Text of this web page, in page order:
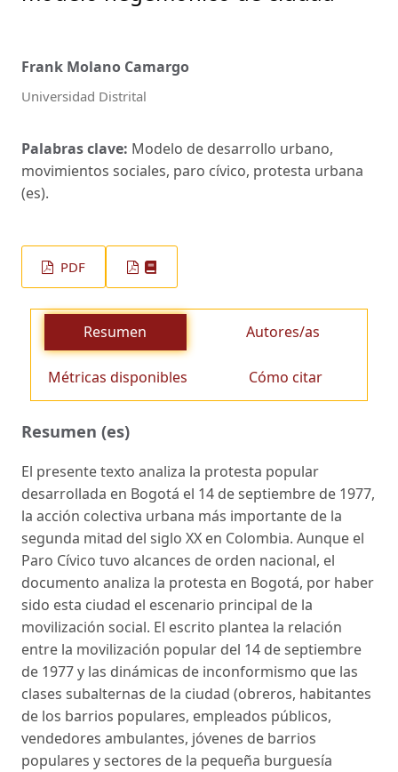
Frank Molano Camargo
Universidad Distrital
Palabras clave: Modelo de desarrollo urbano,
movimientos sociales, paro cívico, protesta urbana
(es).
PDF
Resumen Autores/as
Métricas disponibles Cómo citar
Resumen (es)
El presente texto analiza la protesta popular
desarrollada en Bogotá el 14 de septiembre de 1977,
la acción colectiva urbana más importante de la
segunda mitad del siglo XX en Colombia. Aunque el
Paro Cívico tuvo alcances de orden nacional, el
documento analiza la protesta en Bogotá, por haber
sido esta ciudad el escenario principal de la
movilización social. El escrito plantea la relación
entre la movilización popular del 14 de septiembre
de 1977 y las dinámicas de inconformismo que las
clases subalternas de la ciudad (obreros, habitantes
de los barrios populares, empleados públicos,
vendedores ambulantes, jóvenes de barrios
populares y sectores de la pequeña burguesía